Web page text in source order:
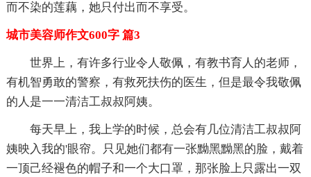
而不染的莲藕，她只付出而不享受。
城市美容师作文600字 篇3
世界上，有许多行业令人敬佩，有教书育人的老师，
有机智勇敢的警察，有救死扶伤的医生，但是最令我敬佩
的人是一一清洁工叔叔阿姨。
每天早上，我上学的时候，总会有几位清洁工叔叔阿
姨映入我的'眼帘。只见她们都有一张黝黑黝黑的脸，戴着
一顶己经褪色的帽子和一个大口罩，那张脸上只露出一双